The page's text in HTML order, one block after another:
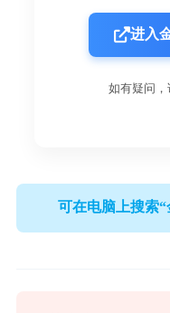
进入
如有疑问
可在电脑上搜索